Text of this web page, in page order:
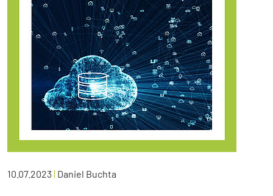
10.07.2023| Daniel Buchta